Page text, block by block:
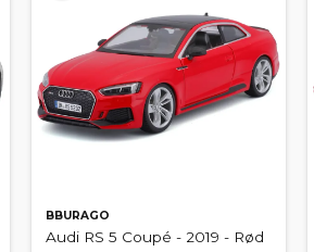
BBURAGO
Audi RS 5 Coupé - 2019 - Rød